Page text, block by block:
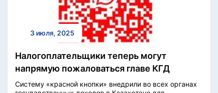
3 июля, 2025
Налогоплательщики теперь могут
напрямую пожаловаться главе КГД
Систему «красной кнопки» внедрили во всех органах